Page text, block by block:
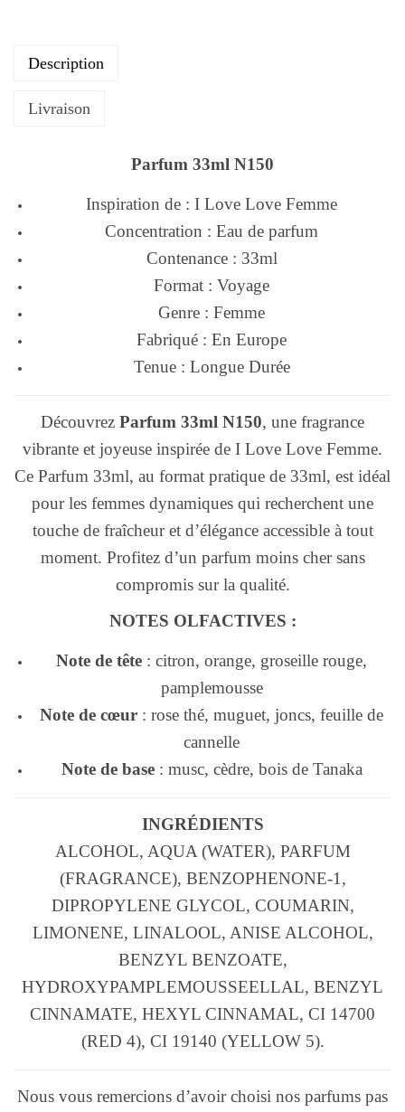
Description
Livraison
Parfum 33ml N150
Inspiration de : I Love Love Femme
Concentration : Eau de parfum
Contenance : 33ml
Format : Voyage
Genre : Femme
Fabriqué : En Europe
Tenue : Longue Durée
Découvrez Parfum 33ml N150, une fragrance
vibrante et joyeuse inspirée de I Love Love Femme.
Ce Parfum 33ml, au format pratique de 33ml, est idéal
pour les femmes dynamiques qui recherchent une
touche de fraîcheur et d’élégance accessible à tout
moment. Profitez d’un parfum moins cher sans
compromis sur la qualité.
NOTES OLFACTIVES :
Note de tête : citron, orange, groseille rouge,
pamplemousse
Note de cœur : rose thé, muguet, joncs, feuille de
cannelle
Note de base: musc, cèdre, bois de Tanaka
INGRÉDIENTS
ALCOHOL, AQUA (WATER), PARFUM
(FRAGRANCE), BENZOPHENONE-1,
DIPROPYLENE GLYCOL, COUMARIN,
LIMONENE, LINALOOL, ANISE ALCOHOL,
BENZYL BENZOATE,
HYDROXYPAMPLEMOUSSEELLAL, BENZYL
CINNAMATE, HEXYL CINNAMAL, CI 14700
(RED 4), CI 19140 (YELLOW 5).
Nous vous remercions d’avoir choisi nos parfums pas